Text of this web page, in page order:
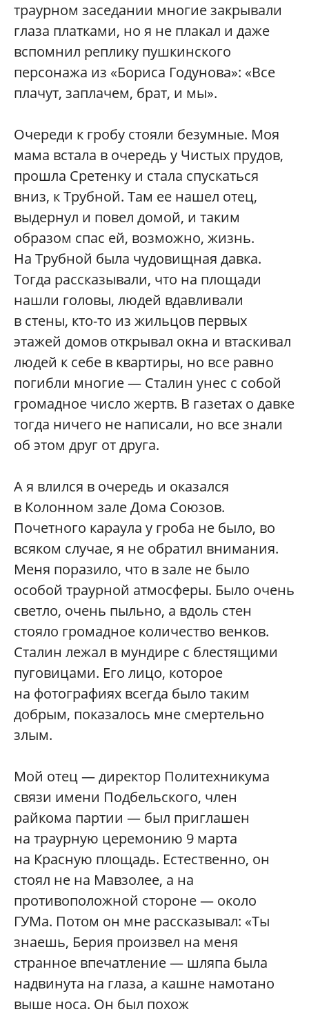
траурном заседании многие закрывали
глаза платками, но я не плакал и даже
вспомнил реплику пушкинского
персонажа из «Бориса Годунова»: «Все
плачут, заплачем, брат, и мы».
Очереди к гробу стояли безумные. Моя
мама встала в очередь у Чистых прудов,
прошла Сретенку и стала спускаться
вниз, к Трубной. Там ее нашел отец,
выдернул и повел домой, и таким
образом спас ей, возможно, жизнь.
На Трубной была чудовищная давка.
Тогда рассказывали, что на площади
нашли головы, людей вдавливали
в стены, кто-то из жильцов первых
этажей домов открывал окна и втаскивал
людей к себе в квартиры, но все равно
погибли многие — Сталин унес с собой
громадное число жертв. В газетах о давке
тогда ничего не написали, но все знали
об этом друг от друга.
А я влился в очередь и оказался
в Колонном зале Дома Союзов.
Почетного караула у гроба не было, во
всяком случае, я не обратил внимания.
Меня поразило, что в зале не было
особой траурной атмосферы. Было очень
светло, очень пыльно, а вдоль стен
стояло громадное количество венков.
Сталин лежал в мундире с блестящими
пуговицами. Его лицо, которое
на фотографиях всегда было таким
добрым, показалось мне смертельно
злым.
Мой отец — директор Политехникума
связи имени Подбельского, член
райкома партии — был приглашен
на траурную церемонию 9 марта
на Красную площадь. Естественно, он
стоял не на Мавзолее, а на
противоположной стороне — около
ГУМа. Потом он мне рассказывал: «Ты
знаешь, Берия произвел на меня
странное впечатление — шляпа была
надвинута на глаза, а кашне намотано
выше носа. Он был похож